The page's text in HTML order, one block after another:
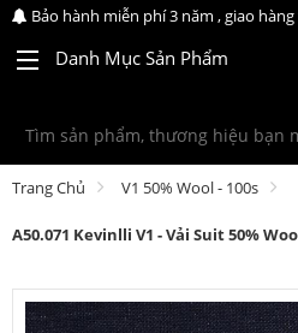
Bảo hành miễn phí 3 năm , giao
Danh Mục Sản Phẩm
Trang Chủ V1 50% Wool - 100s
A50.071 Kevinlli V1 - Vải Suit 50%